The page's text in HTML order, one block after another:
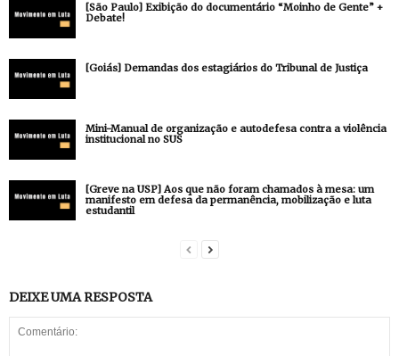
[São Paulo] Exibição do documentário “Moinho de Gente” +
Debate!
[Goiás] Demandas dos estagiários do Tribunal de Justiça
Mini-Manual de organização e autodefesa contra a violência
institucional no SUS
[Greve na USP] Aos que não foram chamados à mesa: um
manifesto em defesa da permanência, mobilização e luta
estudantil
DEIXE UMA RESPOSTA